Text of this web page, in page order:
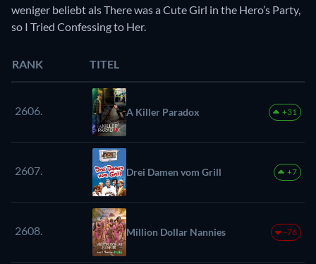
weniger beliebt als There was a Cute Girl in the Hero’s Party,
so I Tried Confessing to Her.
RANK TITEL
2606. A Killer Paradox +31
2607. Drei Damen vom Grill +7
2608. Million Dollar Nannies -76